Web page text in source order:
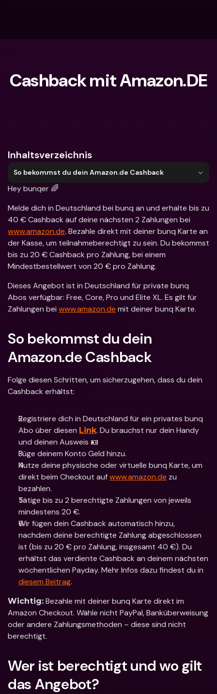
Cashback mit Amazon.DE
Inhaltsverzeichnis
So bekommst du dein Amazon.de Cashback
Hey bunqer 🌈
Melde dich in Deutschland bei bunq an und erhalte bis zu
www.amazon.de. Bezahle direkt mit deiner bunq Karte an
der Kasse, um teilnahmeberechtigt zu sein. Du bekommst
bis zu 20 € Cashback pro Zahlung, bei einem
Mindestbestellwert von 20 € pro Zahlung.
Dieses Angebot ist in Deutschland für private bunq
Abos verfügbar: Free, Core, Pro und Elite XL. Es gilt für
Zahlungen bei www.amazon.de mit deiner bunq Karte.
So bekommst du dein
Amazon.de Cashback
Folge diesen Schritten, um sicherzugehen, dass du dein
Cashback erhältst:
Registriere dich in Deutschland für ein privates bunq
Abo über diesen Link. Du brauchst nur dein Handy
und deinen Ausweis 🪪
Füge deinem Konto Geld hinzu.
Nutze deine physische oder virtuelle bunq Karte, um
direkt beim Checkout auf www.amazon.de zu
bezahlen.
Tätige bis zu 2 berechtigte Zahlungen von jeweils
mindestens 20 €.
Wir fügen dein Cashback automatisch hinzu,
nachdem deine berechtigte Zahlung abgeschlossen
ist (bis zu 20 € pro Zahlung, insgesamt 40 €). Du
erhältst das verdiente Cashback an deinem nächsten
diesem Beitrag.
Wichtig: Bezahle mit deiner bunq Karte direkt im
Amazon Checkout. Wähle nicht PayPal, Banküberweisung
oder andere Zahlungsmethoden – diese sind nicht
berechtigt.
Wer ist berechtigt und wo gilt
das Angebot?